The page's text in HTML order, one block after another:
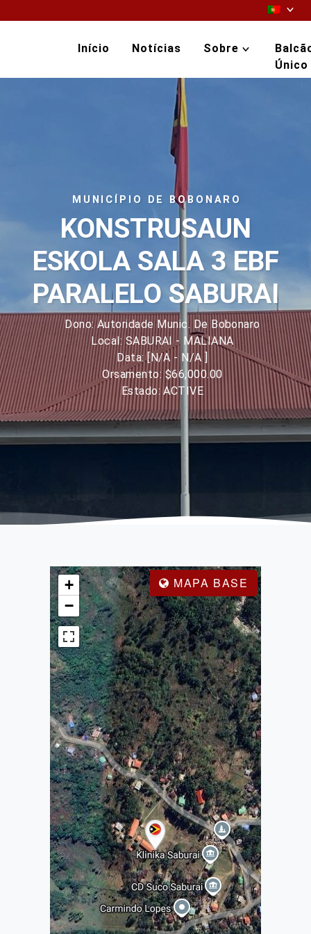
Início Notícias Sobre
Único
MUNICÍPIO DE BOBONARO
KONSTRUSAUN
ESKOLA SALA 3 EBF
PARALELO SABURAI
Dono: Autoridade Munic. De Bobonaro
Local: SABURAI - MALIANA
Data: [N/A - N/A ]
Orsamento: $66,000.00
Estado: ACTIVE
MAPA BASE
+
−